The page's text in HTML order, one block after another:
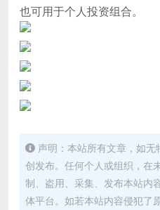
也可用于个人投资组合。
声明：本站所有文章，如
创发布。任何个人或组织，在
制、盗用、采集、发布本站内
体平台。如若本站内容侵犯了